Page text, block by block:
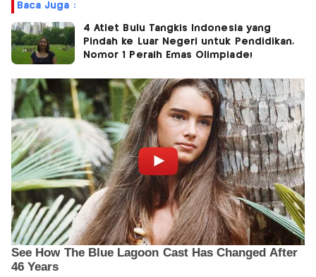
Baca Juga :
4 Atlet Bulu Tangkis Indonesia yang
Pindah ke Luar Negeri untuk Pendidikan,
Nomor 1 Peraih Emas Olimpiade!